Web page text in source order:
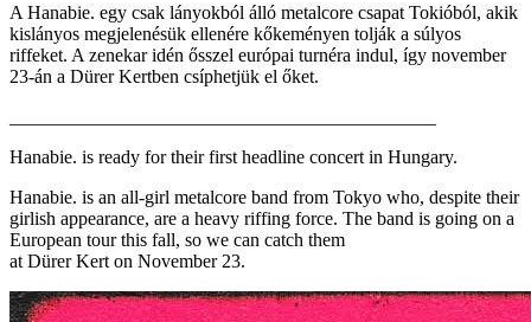
A Hanabie. egy csak lányokból álló metalcore csapat Tokióból, akik
kislányos megjelenésük ellenére kőkeményen tolják a súlyos
riffeket. A zenekar idén ősszel európai turnéra indul, így november
23-án a Dürer Kertben csíphetjük el őket.
Hanabie. is ready for their first headline concert in Hungary.
Hanabie. is an all-girl metalcore band from Tokyo who, despite their
girlish appearance, are a heavy riffing force. The band is going on a
European tour this fall, so we can catch them
at Dürer Kert on November 23.